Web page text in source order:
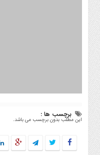
برچسب ها :
این مطلب بدون برچسب می باشد.